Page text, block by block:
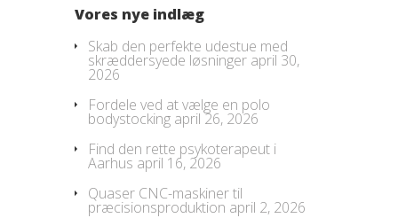
Vores nye indlæg
Skab den perfekte udestue med
skræddersyede løsninger april 30,
2026
Fordele ved at vælge en polo
bodystocking april 26, 2026
Find den rette psykoterapeut i
Aarhus april 16, 2026
Quaser CNC-maskiner til
præcisionsproduktion april 2, 2026